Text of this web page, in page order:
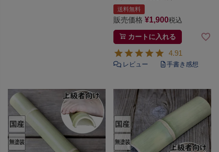
送料無料
販売価格 ¥1,900税込
カートに入れる
4.91